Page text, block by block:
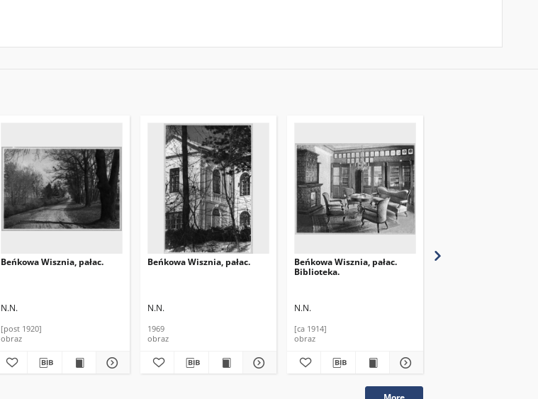
Beńkowa Wisznia, pałac.
N.N.
[post 1920]
obraz
Beńkowa Wisznia, pałac.
N.N.
1969
obraz
Beńkowa Wisznia, pałac.
Biblioteka.
N.N.
[ca 1914]
obraz